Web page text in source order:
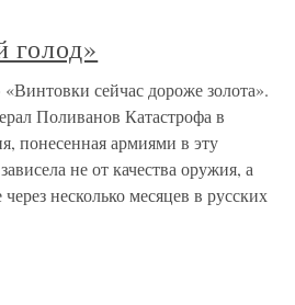
голод»
сейчас дороже золота».
Поливанов Катастрофа в
понесенная армиями в эту
не от качества оружия, а
несколько месяцев в русских